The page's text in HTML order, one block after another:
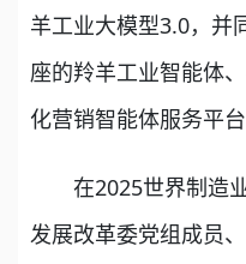
羊工业大模型3.0，并
座的羚羊工业智能体
化营销智能体服务平
在2025世界制造业
发展改革委党组成员